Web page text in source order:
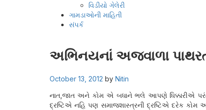
વિડીયો ગેલેરી
ગામડાઓની માહિતી
સંપર્ક
મારો
બ્લોગ
અભિનયનાં અજવાળા
October 13, 2012 by Nitin
નાત,જાત અને કોમ એ બધાને ભલે આપણે ધિક્કારીએ
દ્રષ્ટિએ નહિ પણ સમાજશાસ્ત્રની દ્રષ્ટિએ દરેક